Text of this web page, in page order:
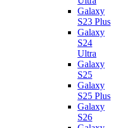
Galaxy
S23 Plus
Galaxy
S24
Ultra
Galaxy
S25
Galaxy
S25 Plus
Galaxy
S26